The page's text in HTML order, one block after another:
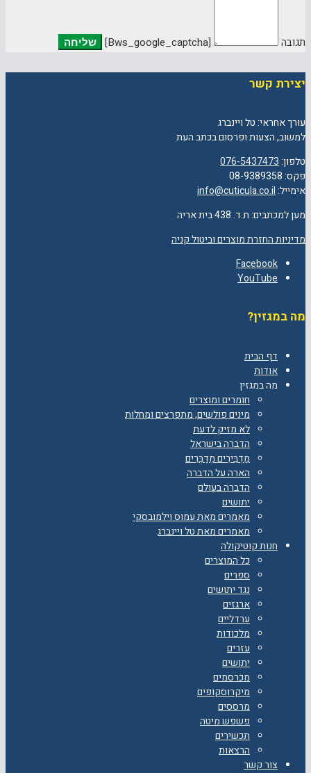
תגובה [bws_google_captcha]
יצירת קשר
עורך אחראי: טל ויינברג
למשוב, הצעות ופרסום בכתב העת
טלפון:076-5437473
פקס: 08-9389358
אימייל:info@cuticula.co.il
מען למכתבים: ת.ד. 438 בית אריה
מדיניות החזרת מוצרים וביטול קניה
Facebook
YouTube
מה במגזין?
דף הבית
אודות
מה במגזין
חומרים ומוצרים
מינים פולשים, מתפרצים ומחלות
לא מזיק לדעת
הדברה בישראל
מַדְבִּירִים מְדַבְּרִים
הארה על הדברה
הדברה בעולם
יתושים
מאמרים מאת עמוס וילמובסקי
מאמרים מאת טל ויינברג
חנות קוטיקולה
כל המוצרים
ספרים
נגד יתושים
ארגזים
ערדליים
מלכודות
עזרים
יתושים
מכרסמים
מיקרוסקופים
מרססים
פשפש מיטה
תכשירים
הרצאות
צור קשר